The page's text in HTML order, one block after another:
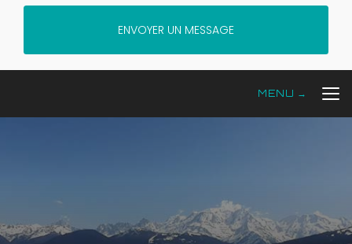
ENVOYER UN MESSAGE